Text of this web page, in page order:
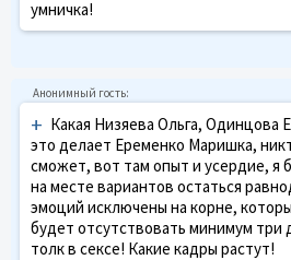
умничка!
+ Какая Низяева Ольга, Одинцова
это делает Еременко Маришка,
сможет, вот там опыт и усердие, я
на месте вариантов остаться
эмоций исключены на корне,
будет отсутствовать минимум
толк в сексе! Какие кадры растут!